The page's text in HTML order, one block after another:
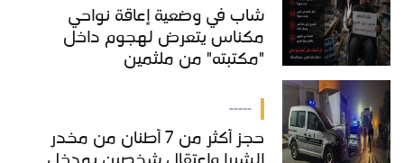
شاب في وضعية إعاقة نواحي
مكناس يتعرض لهجوم داخل
"مكتبته" من ملثمين
-----
حجز أكثر من 7 أطنان من مخدر